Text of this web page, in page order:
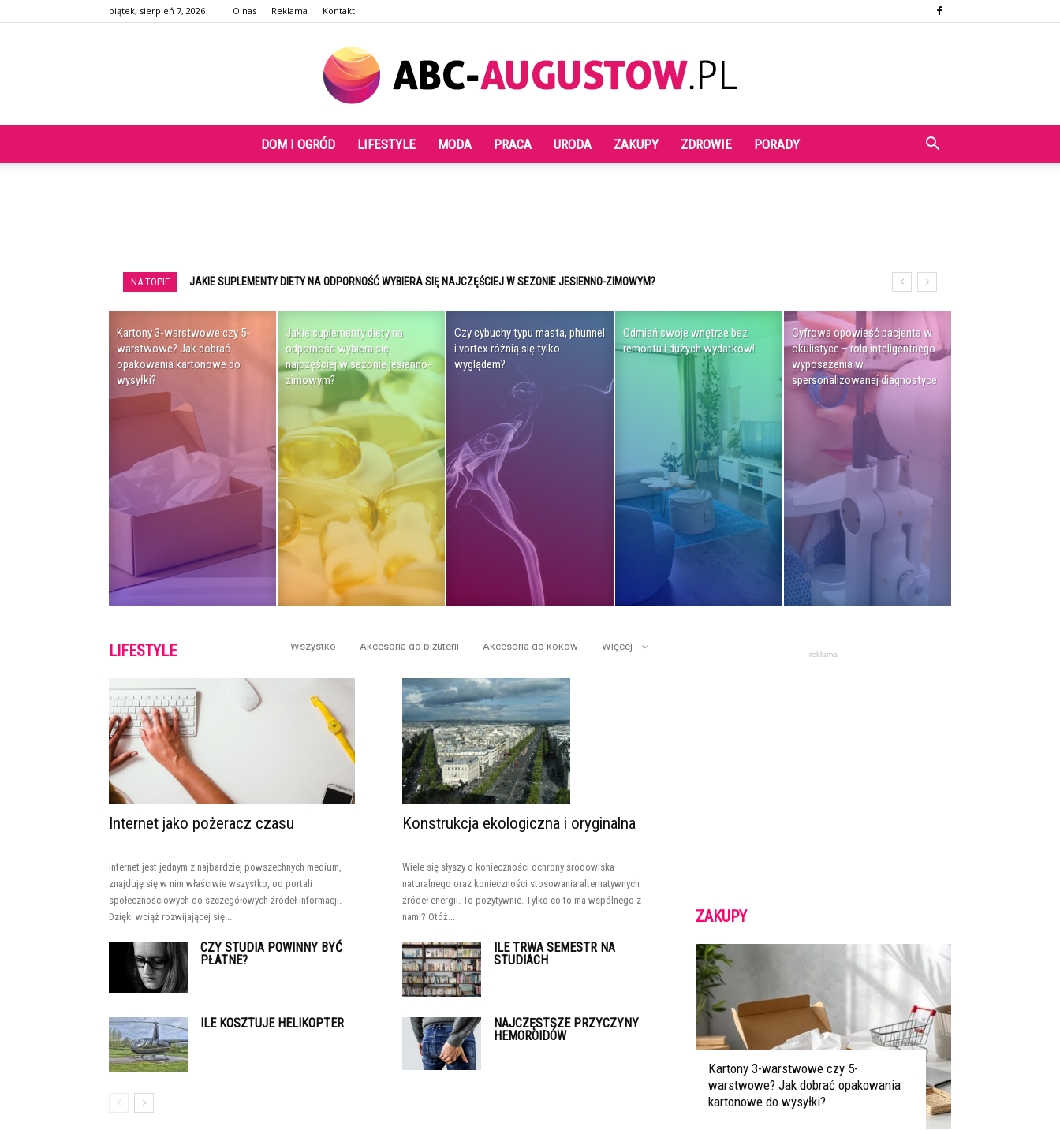
piątek, sierpień 7, 2026 O nas Reklama Kontakt
DOM I OGRÓD LIFESTYLE MODA PRACA URODA ZAKUPY ZDROWIE PORADY
NA TOPIE JAKIE SUPLEMENTY DIETY NA ODPORNOŚĆ WYBIERA SIĘ NAJCZĘŚCIEJ W SEZONIE JESIENNO-ZIMOWYM?
CZY CYBUCHY TYPU MASTA, PHUNNEL I VORTEX RÓŻNIĄ SIĘ TYLKO WYGLĄDEM?
Kartony 3-warstwowe czy 5-
warstwowe? Jak dobrać
opakowania kartonowe do
wysyłki?
Jakie suplementy diety na
odporność wybiera się
najczęściej w sezonie jesienno-
zimowym?
Czy cybuchy typu masta, phunnel
i vortex różnią się tylko
wyglądem?
Odmień swoje wnętrze bez
remontu i dużych wydatków!
Cyfrowa opowieść pacjenta w
okulistyce – rola inteligentnego
wyposażenia w
spersonalizowanej diagnostyce
LIFESTYLE Wszystko Akcesoria do biżuterii Akcesoria do koków Więcej
Internet jako pożeracz czasu
Internet jest jednym z najbardziej powszechnych medium,
znajduję się w nim właściwie wszystko, od portali
społecznościowych do szczegółowych źródeł informacji.
Dzięki wciąż rozwijającej się...
Konstrukcja ekologiczna i oryginalna
Wiele się słyszy o konieczności ochrony środowiska
naturalnego oraz konieczności stosowania alternatywnych
źródeł energii. To pozytywnie. Tylko co to ma wspólnego z
nami? Otóż...
CZY STUDIA POWINNY BYĆ
PŁATNE?
ILE TRWA SEMESTR NA
STUDIACH
ILE KOSZTUJE HELIKOPTER
NAJCZĘSTSZE PRZYCZYNY
HEMOROIDÓW
- reklama -
ZAKUPY
Kartony 3-warstwowe czy 5-
warstwowe? Jak dobrać opakowania
kartonowe do wysyłki?